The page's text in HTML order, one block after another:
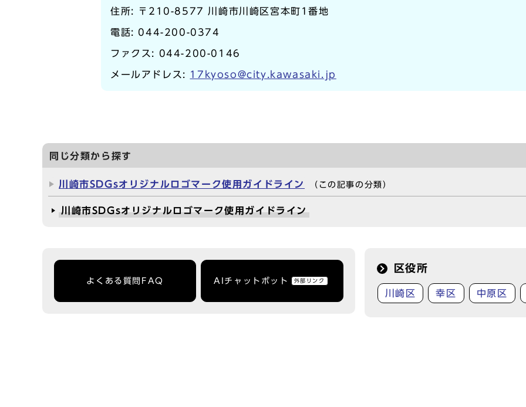
住所: 〒210-8577 川崎市川崎区宮本町1番地
電話: 044-200-0374
ファクス: 044-200-0146
メールアドレス: 17kyoso@city.kawasaki.jp
同じ分類から探す
川崎市SDGsオリジナルロゴマーク使用ガイドライン （この記事の分類）
川崎市SDGsオリジナルロゴマーク使用ガイドライン
よくある質問FAQ AIチャットボット 外部リンク
区役所
川崎区 幸区 中原区